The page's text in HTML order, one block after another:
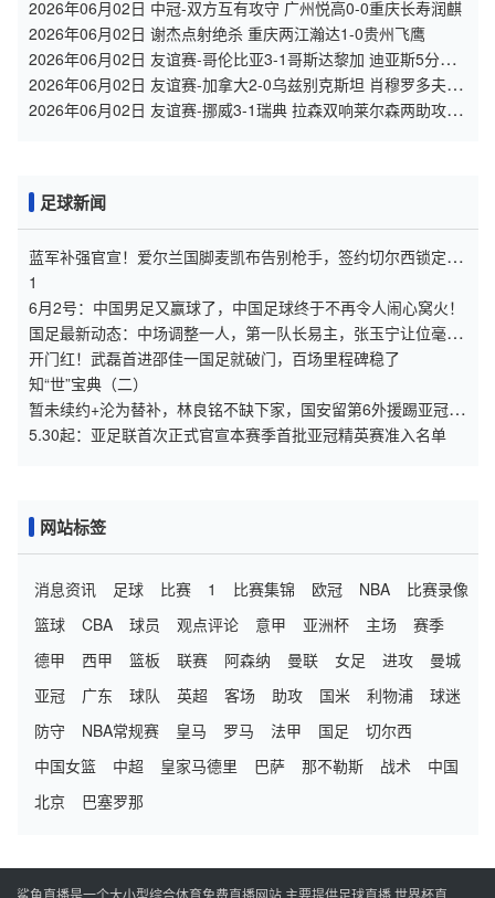
2026年06月02日 中冠-双方互有攻守 广州悦高0-0重庆长寿润麒
2026年06月02日 谢杰点射绝杀 重庆两江瀚达1-0贵州飞鹰
2026年06月02日 友谊赛-哥伦比亚3-1哥斯达黎加 迪亚斯5分钟
传射 J罗精彩助攻
2026年06月02日 友谊赛-加拿大2-0乌兹别克斯坦 肖穆罗多夫失
单刀 奥卢瓦塞伊两助
2026年06月02日 友谊赛-挪威3-1瑞典 拉森双响莱尔森两助攻伊
足球新闻
蓝军补强官宣！爱尔兰国脚麦凯布告别枪手，签约切尔西锁定五
年约
1
6月2号：中国男足又赢球了，中国足球终于不再令人闹心窝火！
国足最新动态：中场调整一人，第一队长易主，张玉宁让位毫无
争议
开门红！武磊首进邵佳一国足就破门，百场里程碑稳了
知“世”宝典（二）
暂未续约+沦为替补，林良铭不缺下家，国安留第6外援踢亚冠，
孔特差个进球
5.30起：亚足联首次正式官宣本赛季首批亚冠精英赛准入名单
网站标签
消息资讯 足球 比赛 1 比赛集锦 欧冠 NBA
比赛录像
篮球
CBA 球员 观点评论 意甲 亚洲杯 主场
赛季
德甲
西甲 篮板 联赛 阿森纳 曼联 女足 进攻
曼城
亚冠
广东 球队 英超 客场 助攻 国米 利物浦
球迷
防守
NBA常规赛 皇马 罗马 法甲 国足
切尔西
中国女篮
中超 皇家马德里 巴萨 那不勒斯 战术
中国
北京
巴塞罗那
鲨鱼直播是一个大小型综合体育免费直播网站,主要提供足球直播,世界杯直